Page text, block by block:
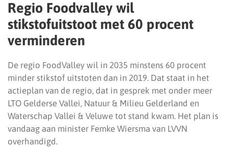
Regio Foodvalley wil
stikstofuitstoot met 60 procent
verminderen
De regio FoodValley wil in 2035 minstens 60 procent
minder stikstof uitstoten dan in 2019. Dat staat in het
actieplan van de regio, dat in gesprek met onder meer
LTO Gelderse Vallei, Natuur & Milieu Gelderland en
Waterschap Vallei & Veluwe tot stand kwam. Het plan is
vandaag aan minister Femke Wiersma van LVVN
overhandigd.